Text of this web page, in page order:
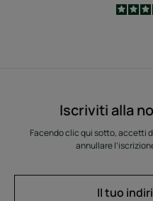
Iscriviti alla
Facendo clic qui sotto, accetti
annullare
Il tuo